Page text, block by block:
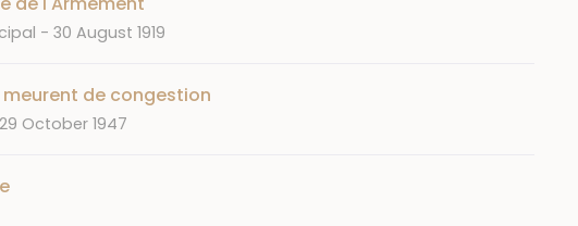
Date
30 August 1919
de congestion
Date
29 October 1947